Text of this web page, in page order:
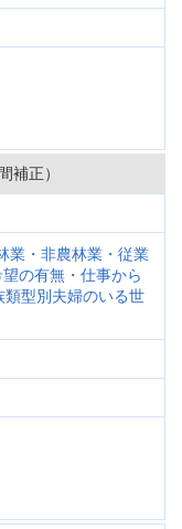
補正）
業・非農林業・従業
の有無・仕事から
型別夫婦のいる世